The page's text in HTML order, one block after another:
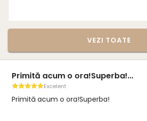
VEZI TOATE
Primită acum o ora!Superba!...
Excelent
Primită acum o ora!Superba!